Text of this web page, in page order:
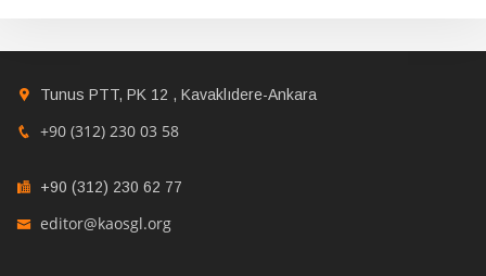
Tunus PTT, PK 12 , Kavaklıdere-Ankara
+90 (312) 230 03 58
+90 (312) 230 62 77
editor@kaosgl.org